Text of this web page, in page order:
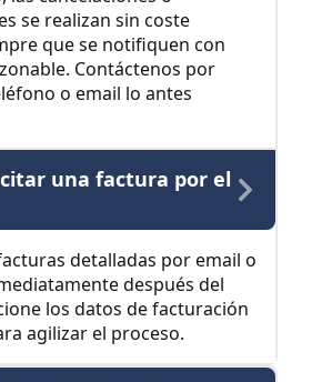
se realizan sin coste
que se notifiquen con
Contáctenos por
o email lo antes
una factura por el
detalladas por email o
después del
los datos de facturación
agilizar el proceso.